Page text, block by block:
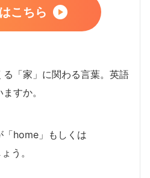
こちら
「家」に関わる言葉。英語
すか。
「home」もしくは
う。